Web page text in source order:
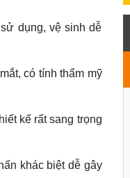
dụng, vệ sinh dễ
có tính thẩm mỹ
kế rất sang trọng
khác biệt dễ gây